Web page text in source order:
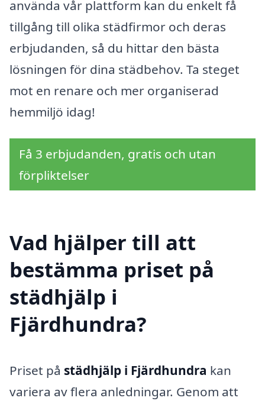
använda vår plattform kan du enkelt få
tillgång till olika städfirmor och deras
erbjudanden, så du hittar den bästa
lösningen för dina städbehov. Ta steget
mot en renare och mer organiserad
hemmiljö idag!
Få 3 erbjudanden, gratis och utan
förpliktelser
Vad hjälper till att
bestämma priset på
städhjälp i
Fjärdhundra?
Priset på städhjälp i Fjärdhundra kan
variera av flera anledningar. Genom att